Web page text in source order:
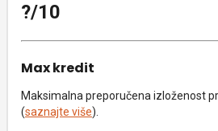
?/10
Max kredit
Maksimalna preporučena izloženost
(saznajte više).